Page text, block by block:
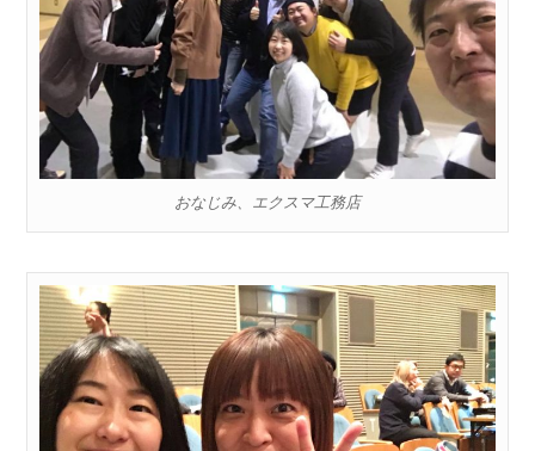
おなじみ、エクスマ工務店